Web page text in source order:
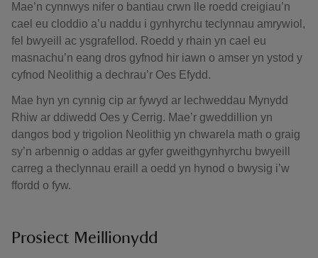
Mae’n cynnwys nifer o bantiau crwn lle roedd creigiau’n
cael eu cloddio a’u naddu i gynhyrchu teclynnau amrywiol,
fel bwyeill ac ysgrafellod. Roedd y rhain yn cael eu
masnachu’n eang dros gyfnod hir iawn o amser yn ystod y
cyfnod Neolithig a dechrau’r Oes Efydd.
Mae hyn yn cynnig cip ar fywyd ar lechweddau Mynydd
Rhiw ar ddiwedd Oes y Cerrig. Mae’r gweddillion yn
dangos bod y trigolion Neolithig yn chwarela math o graig
sy’n arbennig o addas ar gyfer gweithgynhyrchu bwyeill
carreg a theclynnau eraill a oedd yn hynod o bwysig i’w
ffordd o fyw.
Prosiect Meillionydd